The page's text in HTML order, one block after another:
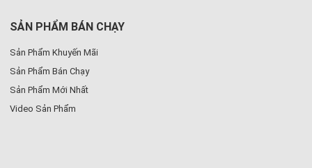
SẢN PHẨM BÁN CHẠY
Sản Phẩm Khuyến Mãi
Sản Phẩm Bán Chạy
Sản Phẩm Mới Nhất
Video Sản Phẩm